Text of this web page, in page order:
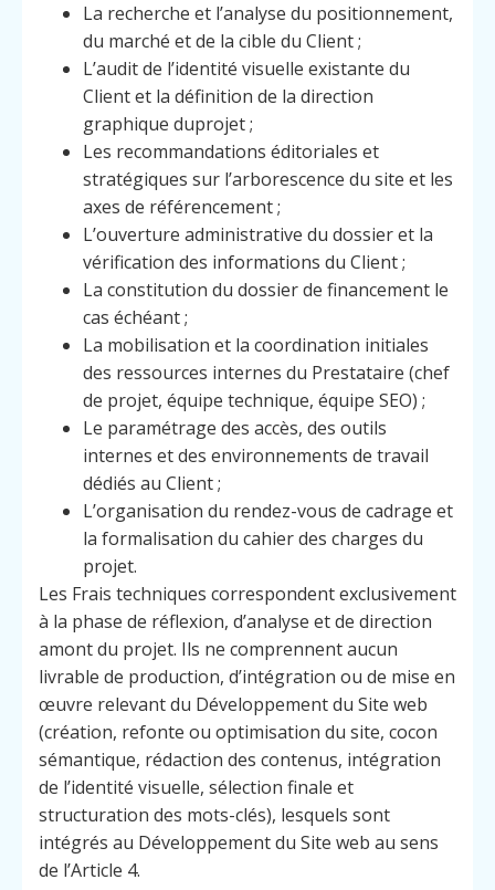
La recherche et l’analyse du positionnement,
du marché et de la cible du Client ;
L’audit de l’identité visuelle existante du
Client et la définition de la direction
graphique duprojet ;
Les recommandations éditoriales et
stratégiques sur l’arborescence du site et les
axes de référencement ;
L’ouverture administrative du dossier et la
vérification des informations du Client ;
La constitution du dossier de financement le
cas échéant ;
La mobilisation et la coordination initiales
des ressources internes du Prestataire (chef
de projet, équipe technique, équipe SEO) ;
Le paramétrage des accès, des outils
internes et des environnements de travail
dédiés au Client ;
L’organisation du rendez-vous de cadrage et
la formalisation du cahier des charges du
projet.
Les Frais techniques correspondent exclusivement
à la phase de réflexion, d’analyse et de direction
amont du projet. Ils ne comprennent aucun
livrable de production, d’intégration ou de mise en
œuvre relevant du Développement du Site web
(création, refonte ou optimisation du site, cocon
sémantique, rédaction des contenus, intégration
de l’identité visuelle, sélection finale et
structuration des mots-clés), lesquels sont
intégrés au Développement du Site web au sens
de l’Article 4.